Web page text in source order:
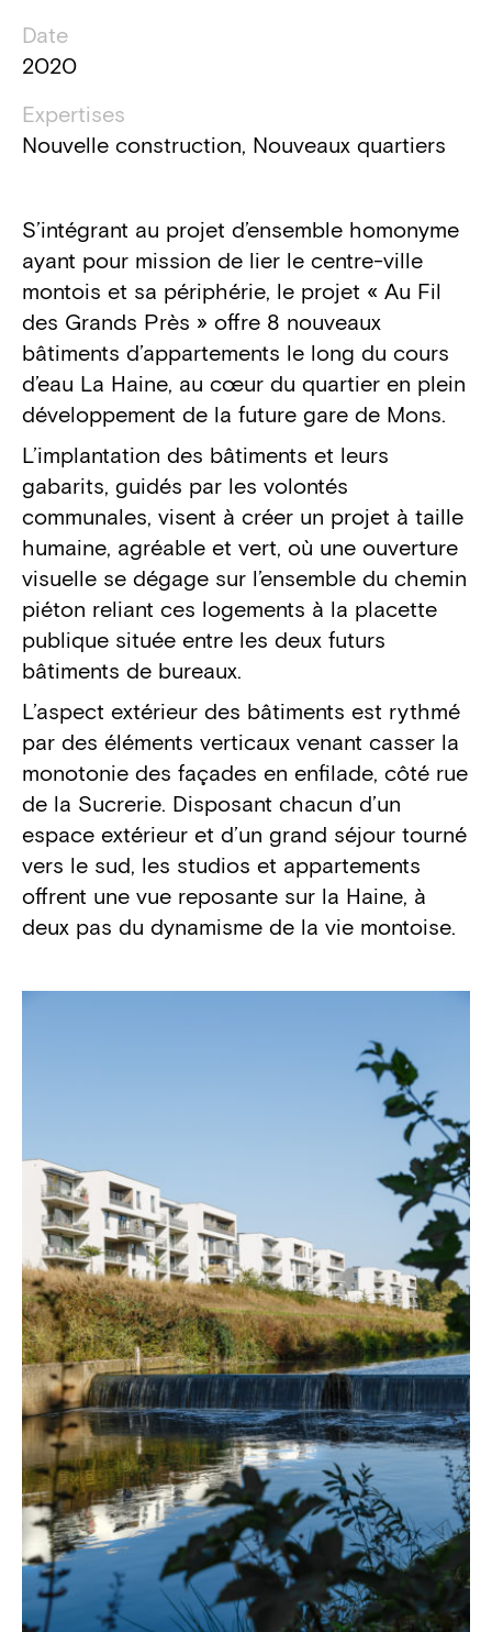
Date
2020
Expertises
Nouvelle construction, Nouveaux quartiers
Détails du projet
S’intégrant au projet d’ensemble homonyme
ayant pour mission de lier le centre-ville
montois et sa périphérie, le projet « Au Fil
des Grands Près » offre 8 nouveaux
bâtiments d’appartements le long du cours
d’eau La Haine, au cœur du quartier en plein
développement de la future gare de Mons.
L’implantation des bâtiments et leurs
gabarits, guidés par les volontés
communales, visent à créer un projet à taille
humaine, agréable et vert, où une ouverture
visuelle se dégage sur l’ensemble du chemin
piéton reliant ces logements à la placette
publique située entre les deux futurs
bâtiments de bureaux.
L’aspect extérieur des bâtiments est rythmé
par des éléments verticaux venant casser la
monotonie des façades en enfilade, côté rue
de la Sucrerie. Disposant chacun d’un
espace extérieur et d’un grand séjour tourné
vers le sud, les studios et appartements
offrent une vue reposante sur la Haine, à
deux pas du dynamisme de la vie montoise.